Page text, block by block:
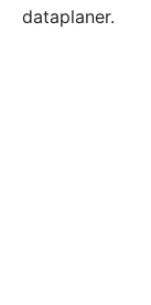
dataplaner.